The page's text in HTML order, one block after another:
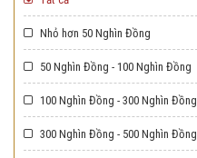
Nhỏ hơn 50 Nghìn Đồng
50 Nghìn Đồng - 100 Nghìn Đồng
100 Nghìn Đồng - 300 Nghìn Đồng
300 Nghìn Đồng - 500 Nghìn Đồng